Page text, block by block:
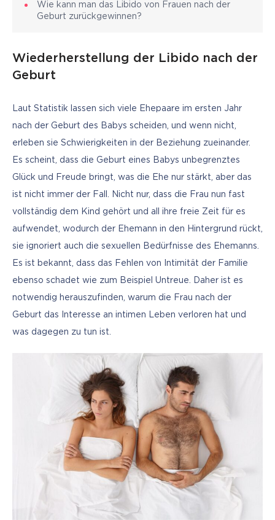
Wie kann man das Libido von Frauen nach der
Geburt zurückgewinnen?
Wiederherstellung der Libido nach der
Geburt
Laut Statistik lassen sich viele Ehepaare im ersten Jahr
nach der Geburt des Babys scheiden, und wenn nicht,
erleben sie Schwierigkeiten in der Beziehung zueinander.
Es scheint, dass die Geburt eines Babys unbegrenztes
Glück und Freude bringt, was die Ehe nur stärkt, aber das
ist nicht immer der Fall. Nicht nur, dass die Frau nun fast
vollständig dem Kind gehört und all ihre freie Zeit für es
aufwendet, wodurch der Ehemann in den Hintergrund rückt,
sie ignoriert auch die sexuellen Bedürfnisse des Ehemanns.
Es ist bekannt, dass das Fehlen von Intimität der Familie
ebenso schadet wie zum Beispiel Untreue. Daher ist es
notwendig herauszufinden, warum die Frau nach der
Geburt das Interesse an intimen Leben verloren hat und
was dagegen zu tun ist.